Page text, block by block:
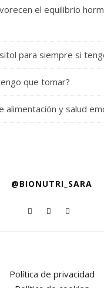
el equilibrio
para siempre si
que tomar?
alimentación y salud
@BIONUTRI_SARA
Política de privacidad